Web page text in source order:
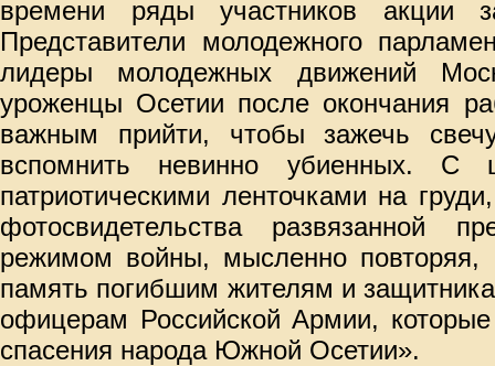
времени ряды участников акции
Представители молодежного
лидеры молодежных движений
уроженцы Осетии после окончания
важным прийти, чтобы зажечь
вспомнить невинно убиенных.
патриотическими ленточками на
фотосвидетельства развязанной
режимом войны, мысленно повторяя,
память погибшим жителям и
офицерам Российской Армии,
спасения народа Южной Осетии».